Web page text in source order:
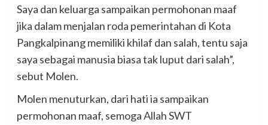
Saya dan keluarga sampaikan permohonan maaf
jika dalam menjalan roda pemerintahan di Kota
Pangkalpinang memiliki khilaf dan salah, tentu saja
saya sebagai manusia biasa tak luput dari salah”,
sebut Molen.
Molen menuturkan, dari hati ia sampaikan
permohonan maaf, semoga Allah SWT